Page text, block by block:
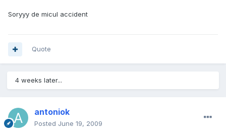
Soryyy de micul accident
Quote
4 weeks later...
antoniok
Posted June 19, 2009